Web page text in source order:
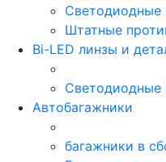
Светодиодные
Штатные
Bi-LED линзы и
Светодиодные
Автобагажники
багажники в